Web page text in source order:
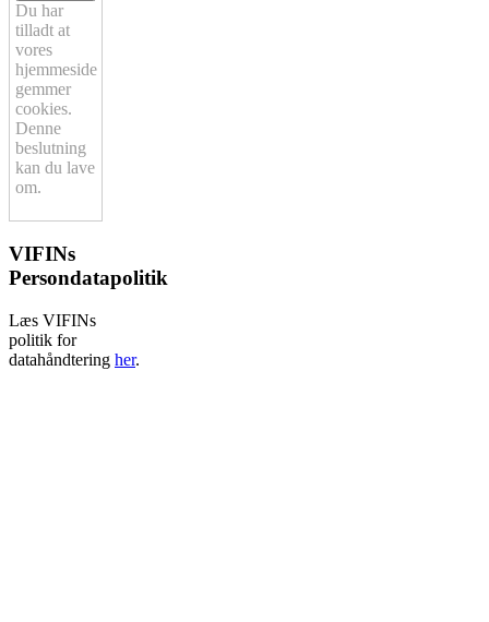
Du har
tilladt at
vores
hjemmeside
gemmer
cookies.
Denne
beslutning
kan du lave
om.
VIFINs
Persondatapolitik
Læs VIFINs
politik for
datahåndtering her.